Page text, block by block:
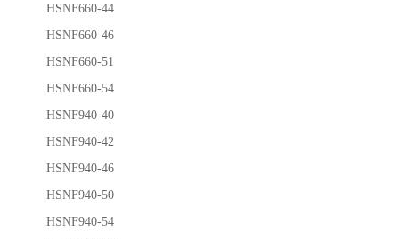
HSNF660-44
HSNF660-46
HSNF660-51
HSNF660-54
HSNF940-40
HSNF940-42
HSNF940-46
HSNF940-50
HSNF940-54